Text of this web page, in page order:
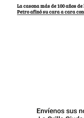
La casona más de 100 años
Petro afinó su cara a cara